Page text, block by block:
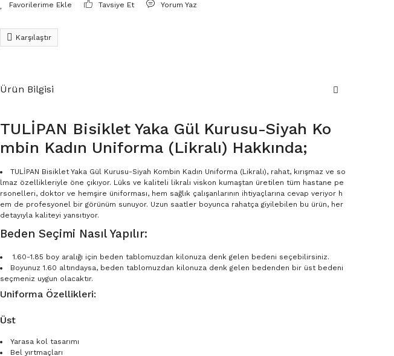
Tavsiye Et Yorum Yaz
Karşılaştır
Ürün Bilgisi
TULİPAN Bisiklet Yaka Gül Kurusu-Siyah Ko
mbin Kadın Uniforma (Likralı) Hakkında;
TULİPAN Bisiklet Yaka Gül Kurusu-Siyah Kombin Kadın Uniforma (Likralı), rahat, kırışmaz ve so
lmaz özellikleriyle öne çıkıyor. Lüks ve kaliteli likralı viskon kumaştan üretilen tüm hastane pe
rsonelleri, doktor ve hemşire üniforması, hem sağlık çalışanlarının ihtiyaçlarına cevap veriyor h
em de profesyonel bir görünüm sunuyor. Uzun saatler boyunca rahatça giyilebilen bu ürün, her
detayıyla kaliteyi yansıtıyor.
Beden Seçimi Nasıl Yapılır:
1.60-1.85 boy aralığı için beden tablomuzdan kilonuza denk gelen bedeni seçebilirsiniz.
Boyunuz 1.60 altındaysa, beden tablomuzdan kilonuza denk gelen bedenden bir üst bedeni
seçmeniz uygun olacaktır.
Uniforma Özellikleri:
Üst
Yarasa kol tasarımı
Bel yırtmaçları